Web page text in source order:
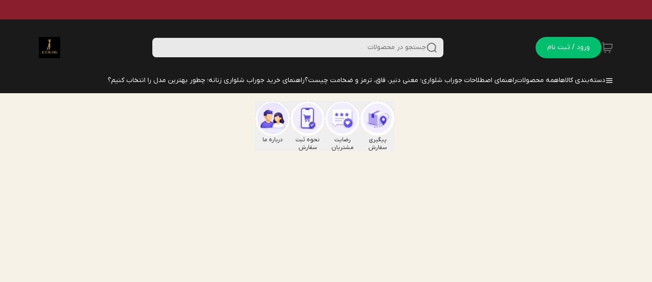
ورود / ثبت نام جستجو در محصولات
دسته‌بندی کالاهاهمه محصولاتراهنمای اصطلاحات جوراب شلواری؛ معنی دنیر، فاق، ترمز و ضخامت چیست؟راهنمای خرید جوراب شلواری زنانه؛ چطور بهترین مدل را انتخاب کنیم؟
پیگیری
سفارش
رضایت
مشتریان
نحوه ثبت
سفارش
درباره ما